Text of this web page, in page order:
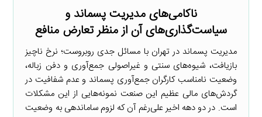
ناکامی‌های مدیریت پسماند و
سیاست‌گذاری‌های آن از منظر تعارض منافع
مدیریت پسماند در تهران با مسائل جدی روبروست؛ نرخ ناچیز
بازیافت، شیوه‌های سنتی و غیراصولی جمع‌آوری و دفن زباله،
وضعیت نامناسب کارگران جمع‌آوری پسماند و عدم شفافیت در
گردش‌های مالی عظیم این صنعت نمونه‌هایی از این مشکلات
است. در دو دهه اخیر علی‌رغم آن که لزوم ساماندهی به وضعیت